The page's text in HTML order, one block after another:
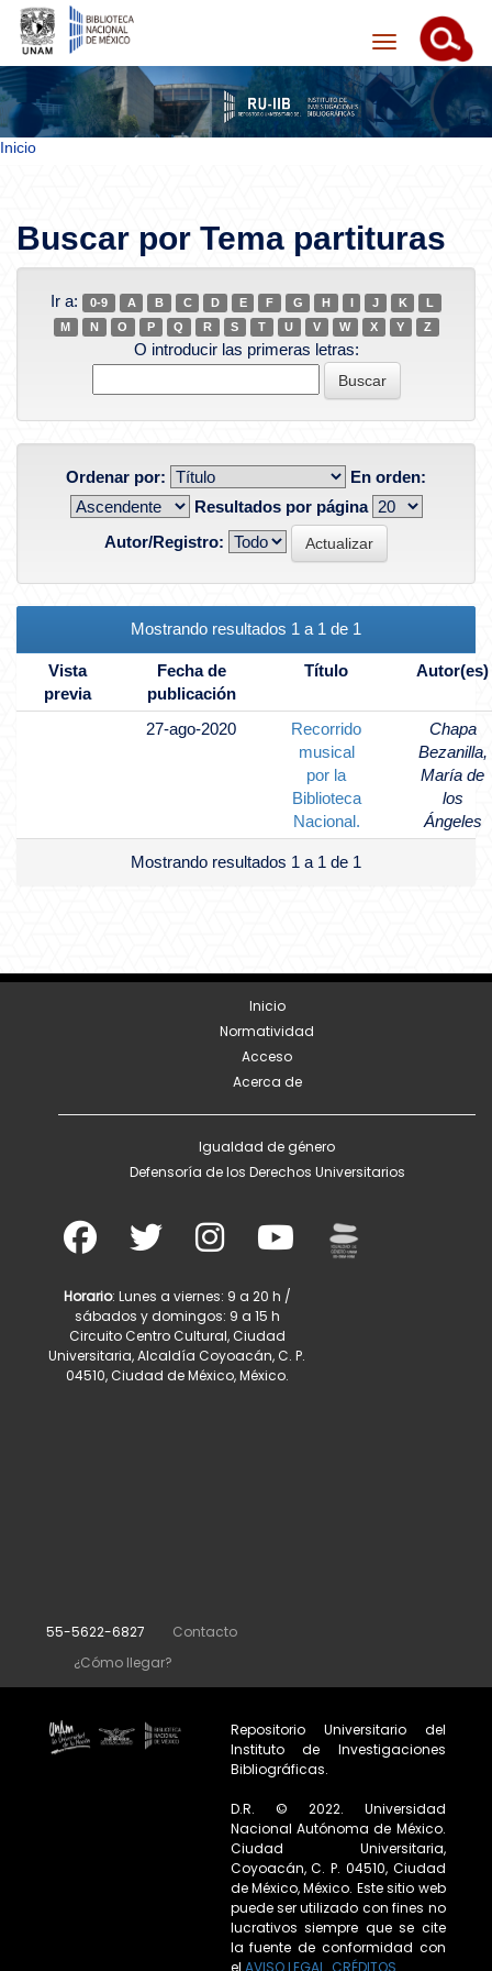
Inicio
Buscar por Tema partituras
Ir a: 0-9 A B C D E F G H I J K
L
M
N O P Q R S T U V W X Y Z
O introducir las primeras letras:
Ordenar por:
En orden:
Resultados por página
Autor/Registro:
Mostrando resultados 1 a 1 de 1
Vista
previa
Fecha de
publicación
Título Autor(es)
27-ago-2020
Recorrido
musical
por la
Biblioteca
Nacional.
Chapa
Bezanilla,
María de
los
Ángeles
Mostrando resultados 1 a 1 de 1
Inicio
Normatividad
Acceso
Acerca de
Igualdad de género
Defensoría de los Derechos Universitarios
Horario: Lunes a viernes: 9 a 20 h /
sábados y domingos: 9 a 15 h
Circuito Centro Cultural, Ciudad
Universitaria, Alcaldía Coyoacán, C. P.
04510, Ciudad de México, México.
55-5622-6827
Contacto
¿Cómo llegar?
Repositorio Universitario del
Instituto de Investigaciones
Bibliográficas.
D.R. © 2022. Universidad
Nacional Autónoma de México.
Ciudad Universitaria,
Coyoacán, C. P. 04510, Ciudad
de México, México. Este sitio web
puede ser utilizado con fines no
lucrativos siempre que se cite
la fuente de conformidad con